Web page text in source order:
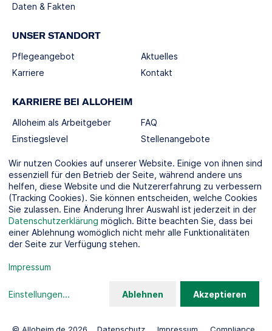
Daten & Fakten
UNSER STANDORT
Pflegeangebot
Karriere
Aktuelles
Kontakt
KARRIERE BEI ALLOHEIM
Alloheim als Arbeitgeber
Einstiegslevel
FAQ
Stellenangebote
SOCIAL MEDIA
KOOPERATIONSPARTNER
© Alloheim.de 2026 Datenschutz Impressum Compliance
Wir nutzen Cookies auf unserer Website. Einige von ihnen sind
essenziell für den Betrieb der Seite, während andere uns
helfen, diese Website und die Nutzererfahrung zu verbessern
(Tracking Cookies). Sie können entscheiden, welche Cookies
Sie zulassen. Eine Änderung Ihrer Auswahl ist jederzeit in der
Datenschutzerklärung möglich. Bitte beachten Sie, dass bei
einer Ablehnung womöglich nicht mehr alle Funktionalitäten
der Seite zur Verfügung stehen.
Impressum
Einstellungen... Ablehnen Akzeptieren